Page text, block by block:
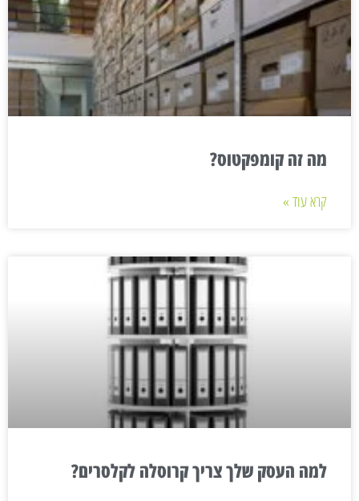
מה זה קומפקטוס?
קרא עוד »
למה העסק שלך צריך קרוסלה לקלסרים?